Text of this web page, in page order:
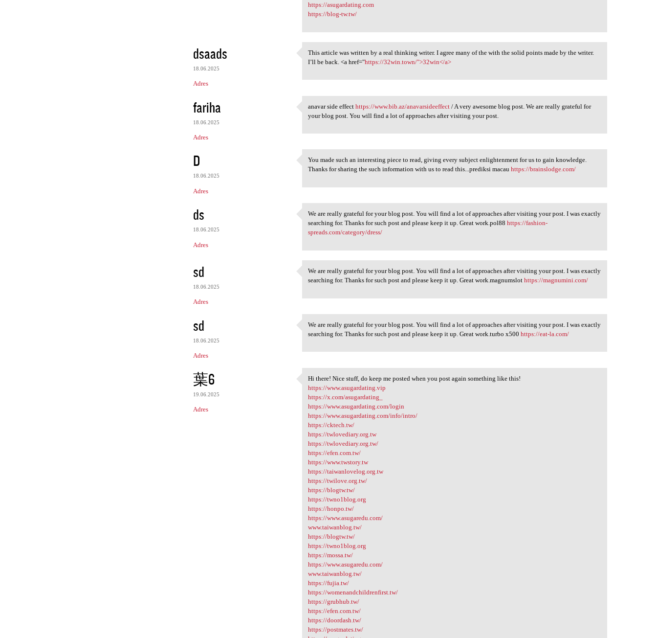
https://asugardating.com
https://blog-tw.tw/
dsaads
18.06.2025
Adres
This article was written by a
This article was written by a real thinking writer. I agree many of the with the solid points made by the writer.
I’ll be back. <a href="https://32win.town/">32win</a>
fariha
18.06.2025
Adres
anavar side effect https:/
anavar side effecthttps://www.bib.az/anavarsideeffect / A very awesome blog post. We are really grateful for
your blog post. You will find a lot of approaches after visiting your post.
D
18.06.2025
Adres
You made such an interesting
You made such an interesting piece to read, giving every subject enlightenment for us to gain knowledge.
Thanks for sharing the such information with us to read this...prediksi macauhttps://brainslodge.com/
ds
18.06.2025
Adres
We are really grateful for
We are really grateful for your blog post. You will find a lot of approaches after visiting your post. I was exactly
searching for. Thanks for such post and please keep it up. Great work.pol88https://fashion-
spreads.com/category/dress/
sd
18.06.2025
Adres
We are really grateful for
We are really grateful for your blog post. You will find a lot of approaches after visiting your post. I was exactly
searching for. Thanks for such post and please keep it up. Great work.magnumslothttps://magnumini.com/
sd
18.06.2025
Adres
We are really grateful for
We are really grateful for your blog post. You will find a lot of approaches after visiting your post. I was exactly
searching for. Thanks for such post and please keep it up. Great work.turbo x500https://eat-la.com/
葉6
19.06.2025
Adres
Hi there! Nice stuff, do keep
Hi there! Nice stuff, do keep me posted when you post again something like this!
https://www.asugardating.vip
https://x.com/asugardating_
https://www.asugardating.com/login
https://www.asugardating.com/info/intro/
https://cktech.tw/
https://twlovediary.org.tw
https://twlovediary.org.tw/
https://efen.com.tw/
https://www.twstory.tw
https://taiwanlovelog.org.tw
https://twilove.org.tw/
https://blogtw.tw/
https://twno1blog.org
https://honpo.tw/
https://www.asugaredu.com/
www.taiwanblog.tw/
https://blogtw.tw/
https://twno1blog.org
https://mossa.tw/
https://www.asugaredu.com/
www.taiwanblog.tw/
https://fujia.tw/
https://womenandchildrenfirst.tw/
https://grubhub.tw/
https://efen.com.tw/
https://doordash.tw/
https://postmates.tw/